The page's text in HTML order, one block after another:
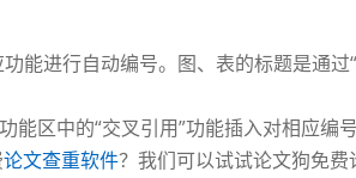
能进行自动编号。图、表的标题是通过
能区中的“交叉引用”功能插入对相应编
论文查重软件？我们可以试试论文狗免